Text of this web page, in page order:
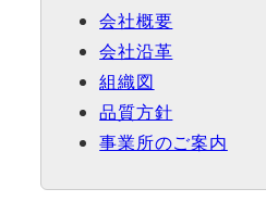
会社概要
会社沿革
組織図
品質方針
事業所のご案内